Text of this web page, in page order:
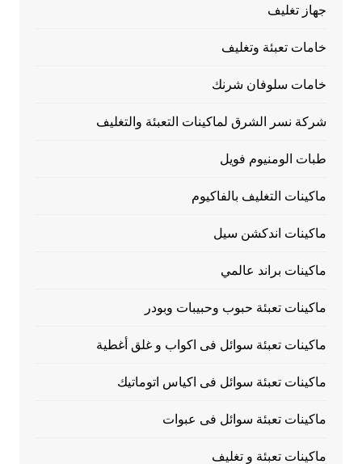
جهاز تغليف
خامات تعبئة وتغليف
خامات سلوفان شرنك
شركة نسر الشرق لماكينات التعبئة والتغليف
طبات الومنيوم فويل
ماكينات التغليف بالفاكيوم
ماكينات اندكشن سيل
ماكينات براند عالمي
ماكينات تعبئة حبوب وحبيبات وبودر
ماكينات تعبئة سوائل فى اكواب و غلق أغطية
ماكينات تعبئة سوائل فى اكياس اتوماتيك
ماكينات تعبئة سوائل فى عبوات
ماكينات تعبئة و تغليف